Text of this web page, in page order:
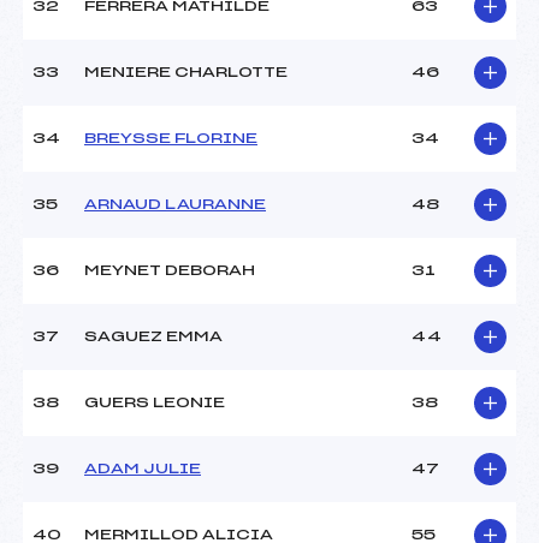
32 FERRERA MATHILDE 63
33 MENIERE CHARLOTTE 46
34 BREYSSE FLORINE 34
35 ARNAUD LAURANNE 48
36 MEYNET DEBORAH 31
37 SAGUEZ EMMA 44
38 GUERS LEONIE 38
39 ADAM JULIE 47
40 MERMILLOD ALICIA 55